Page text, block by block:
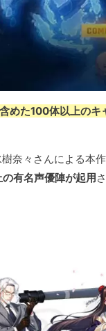
めた100体以上の
奈々さんによる本
有名声優陣が起用